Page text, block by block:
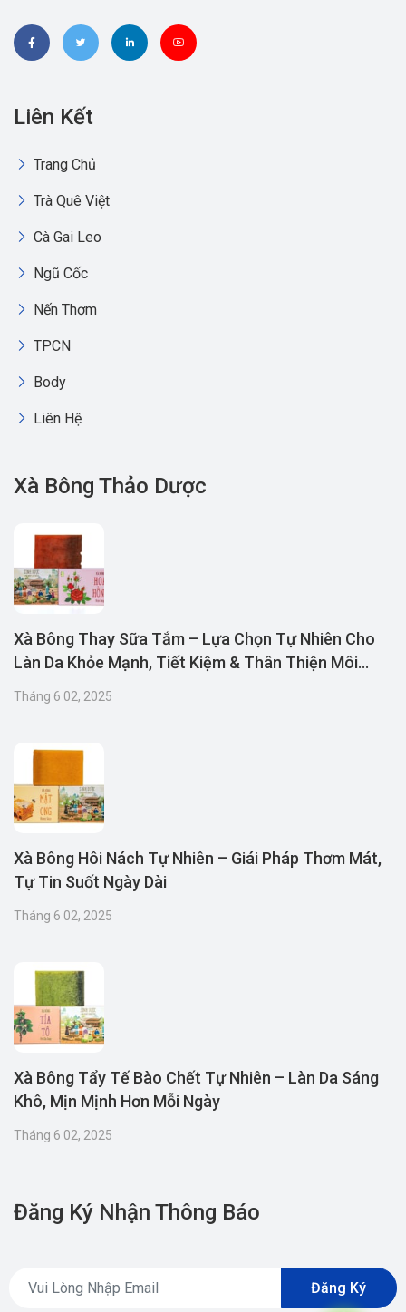
Liên Kết
Trang Chủ
Trà Quê Việt
Cà Gai Leo
Ngũ Cốc
Nến Thơm
TPCN
Body
Liên Hệ
Xà Bông Thảo Dược
Xà Bông Thay Sữa Tắm – Lựa Chọn Tự Nhiên Cho
Làn Da Khỏe Mạnh, Tiết Kiệm & Thân Thiện Môi
Tháng 6 02, 2025
Xà Bông Hôi Nách Tự Nhiên – Giái Pháp Thơm Mát,
Tự Tin Suốt Ngày Dài
Tháng 6 02, 2025
Xà Bông Tẩy Tế Bào Chết Tự Nhiên – Làn Da Sáng
Khô, Mịn Mịnh Hơn Mỗi Ngày
Tháng 6 02, 2025
Đăng Ký Nhận Thông Báo
Đăng Ký